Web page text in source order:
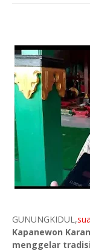
GUNUNGKIDUL,
Kapanewon
menggelar